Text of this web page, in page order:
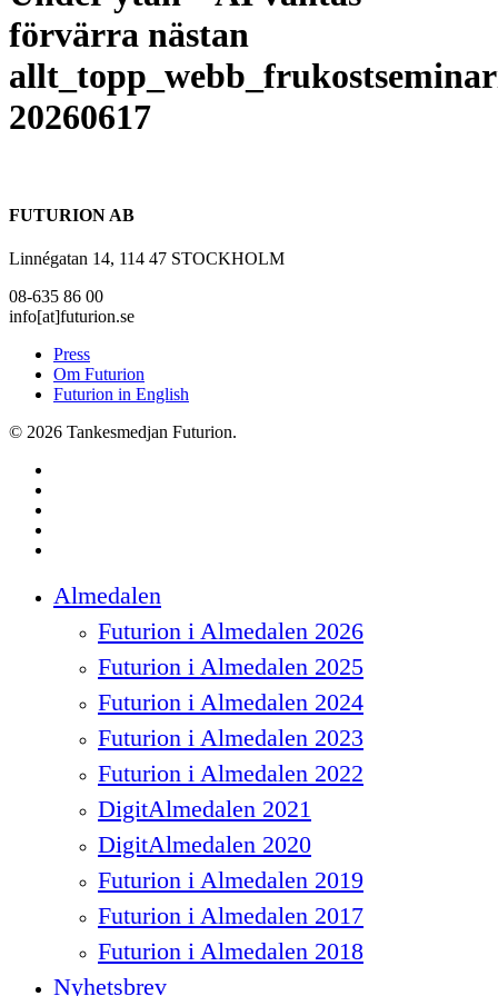
förvärra nästan
20260617
FUTURION AB
Linnégatan 14, 114 47 STOCKHOLM
08-635 86 00
info[at]futurion.se
Press
Om Futurion
Futurion in English
© 2026 Tankesmedjan Futurion.
Menu
Almedalen
Futurion i Almedalen 2026
Futurion i Almedalen 2025
Futurion i Almedalen 2024
Futurion i Almedalen 2023
Futurion i Almedalen 2022
DigitAlmedalen 2021
DigitAlmedalen 2020
Futurion i Almedalen 2019
Futurion i Almedalen 2017
Futurion i Almedalen 2018
Nyhetsbrev